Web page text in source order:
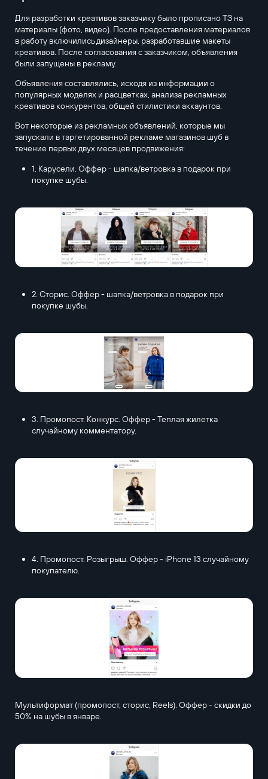
Для разработки креативов заказчику было прописано ТЗ на
материалы (фото, видео). После предоставления материалов
в работу включились дизайнеры, разработавшие макеты
креативов. После согласования с заказчиком, объявления
были запущены в рекламу.
Объявления составлялись, исходя из информации о
популярных моделях и расцветках, анализа рекламных
креативов конкурентов, общей стилистики аккаунтов.
Вот некоторые из рекламных объявлений, которые мы
запускали в таргетированной рекламе магазинов шуб в
течение первых двух месяцев продвижения:
1. Карусели. Оффер - шапка/ветровка в подарок при
покупке шубы.
2. Сторис. Оффер - шапка/ветровка в подарок при
покупке шубы.
3. Промопост. Конкурс. Оффер - Теплая жилетка
случайному комментатору.
4. Промопост. Розыгрыш. Оффер - iPhone 13 случайному
покупателю.
Мультиформат (промопост, сторис, Reels). Оффер - скидки до
50% на шубы в январе.